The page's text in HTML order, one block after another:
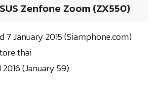
Zenfone Zoom (ZX550)
7 January 2015 (Siamphone.com)
thai
2016 (January 59)